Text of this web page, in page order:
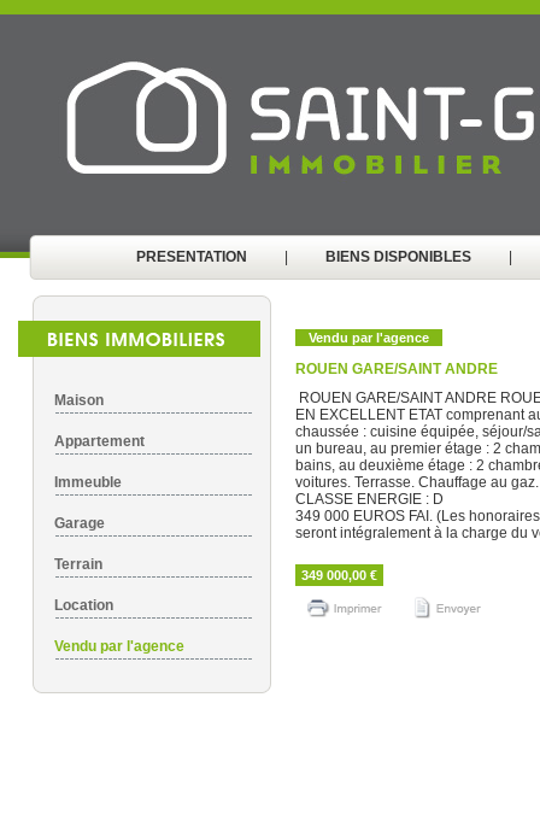
PRESENTATION BIENS DISPONIBLES
Maison
Appartement
Immeuble
Garage
Terrain
Location
Vendu par l'agence
Vendu par l'agence
ROUEN GARE/SAINT ANDRE
ROUEN GARE/SAINT ANDRE
EN EXCELLENT ETAT comprenant
chaussée : cuisine équipée, séjour/
un bureau, au premier étage : 2
bains, au deuxième étage : 2
voitures. Terrasse. Chauffage au gaz.
CLASSE ENERGIE : D
349 000 EUROS FAI. (Les
seront intégralement à la charge du
349 000,00 €